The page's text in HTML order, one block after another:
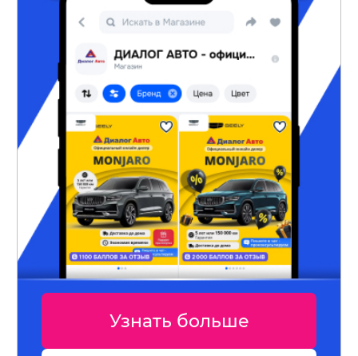
Узнать больше